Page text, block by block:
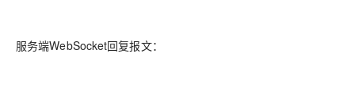
服务端WebSocket回复报文：